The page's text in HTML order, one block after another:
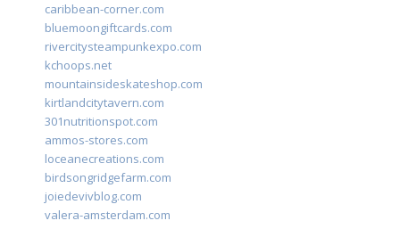
caribbean-corner.com
bluemoongiftcards.com
rivercitysteampunkexpo.com
kchoops.net
mountainsideskateshop.com
kirtlandcitytavern.com
301nutritionspot.com
ammos-stores.com
loceanecreations.com
birdsongridgefarm.com
joiedevivblog.com
valera-amsterdam.com